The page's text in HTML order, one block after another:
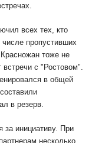
всех тех, кто
пропустивших
тоже не
встречи с "Ростовом".
в общей
в резерв.
за инициативу. При
несколько